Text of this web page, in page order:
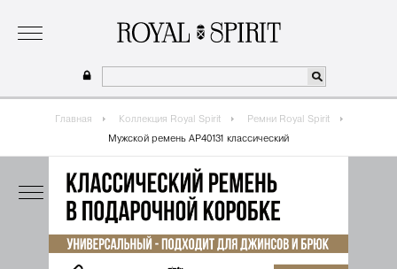
сотрудничество где купить
Главная Коллекция Royal Spirit
Ремни Royal Spirit
Мужской ремень AP40131 классический